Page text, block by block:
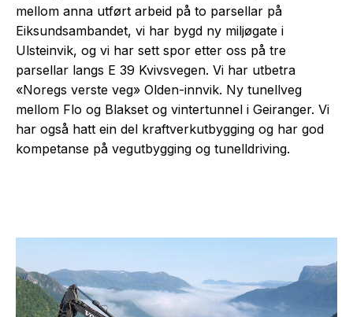
mellom anna utført arbeid på to parsellar på
Eiksundsambandet, vi har bygd ny miljøgate i
Ulsteinvik, og vi har sett spor etter oss på tre
parsellar langs E 39 Kvivsvegen. Vi har utbetra
«Noregs verste veg» Olden-innvik. Ny tunellveg
mellom Flo og Blakset og vintertunnel i Geiranger. Vi
har også hatt ein del kraftverkutbygging og har god
kompetanse på vegutbygging og tunelldriving.